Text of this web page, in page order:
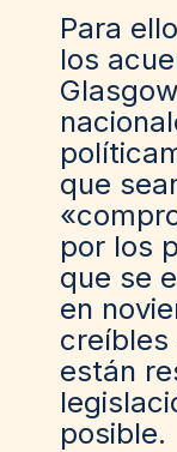
Para
los
que
por los
que se
en
están
posible.